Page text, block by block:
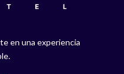
en una experiencia